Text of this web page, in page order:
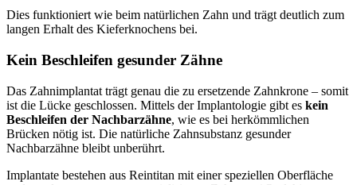
Dies funktioniert wie beim natürlichen Zahn und trägt deutlich zum
langen Erhalt des Kieferknochens bei.
Kein Beschleifen gesunder Zähne
Das Zahnimplantat trägt genau die zu ersetzende Zahnkrone – somit
ist die Lücke geschlossen. Mittels der Implantologie gibt es kein
Beschleifen der Nachbarzähne, wie es bei herkömmlichen
Brücken nötig ist. Die natürliche Zahnsubstanz gesunder
Nachbarzähne bleibt unberührt.
Implantate bestehen aus Reintitan mit einer speziellen Oberfläche